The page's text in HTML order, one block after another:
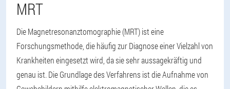
MRT
Die Magnetresonanztomographie (MRT) ist eine
Forschungsmethode, die häufig zur Diagnose einer Vielzahl von
Krankheiten eingesetzt wird, da sie sehr aussagekräftig und
genau ist. Die Grundlage des Verfahrens ist die Aufnahme von